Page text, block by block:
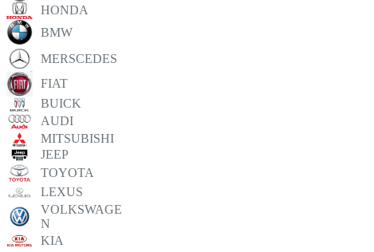
HONDA
BMW
MERSCEDES
FIAT
BUICK
AUDI
MITSUBISHI
JEEP
TOYOTA
LEXUS
VOLKSWAGE
N
KIA